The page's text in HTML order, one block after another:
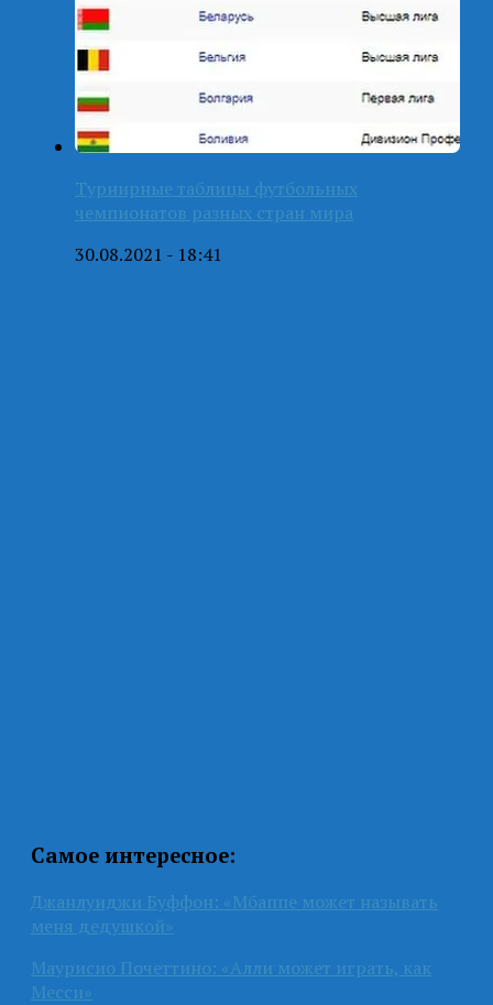
Турнирные таблицы футбольных
чемпионатов разных стран мира
30.08.2021 - 18:41
Самое интересное:
Джанлуиджи Буффон: «Мбаппе может называть
меня дедушкой»
Маурисио Почеттино: «Алли может играть, как
Месси»